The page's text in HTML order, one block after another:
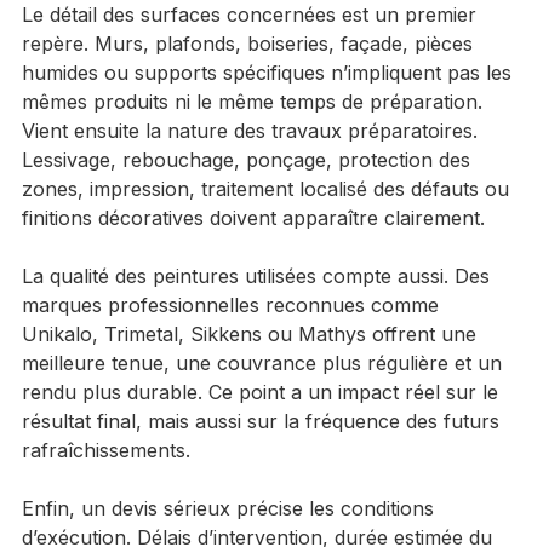
offres peuvent sembler proches tout en couvrant
des prestations très différentes.
Le détail des surfaces concernées est un premier
repère. Murs, plafonds, boiseries, façade, pièces
humides ou supports spécifiques n’impliquent pas les
mêmes produits ni le même temps de préparation.
Vient ensuite la nature des travaux préparatoires.
zones, impression, traitement localisé des défauts ou
finitions décoratives doivent apparaître clairement.
La qualité des peintures utilisées compte aussi. Des
marques professionnelles reconnues comme
Unikalo, Trimetal, Sikkens ou Mathys offrent une
meilleure tenue, une couvrance plus régulière et un
résultat final, mais aussi sur la fréquence des futurs
rafraîchissements.